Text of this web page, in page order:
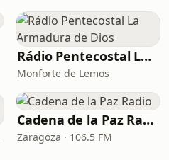
Rádio Pentecostal La Armadura de Dios
Monforte de Lemos
Cadena de la Paz Radio
Zaragoza · 106.5 FM